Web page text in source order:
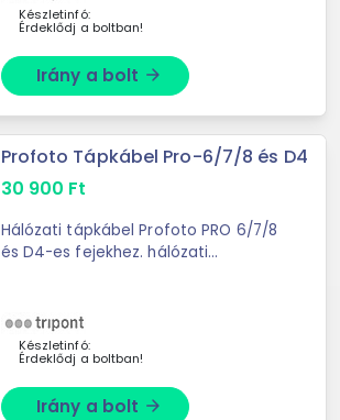
Készletinfó:
Érdeklődj a boltban!
Irány a bolt arrow_forward
Profoto Tápkábel Pro-6/7/8 és D4
30 900 Ft
Hálózati tápkábel Profoto PRO 6/7/8
és D4-es fejekhez. hálózati
Készletinfó:
Érdeklődj a boltban!
Irány a bolt arrow_forward